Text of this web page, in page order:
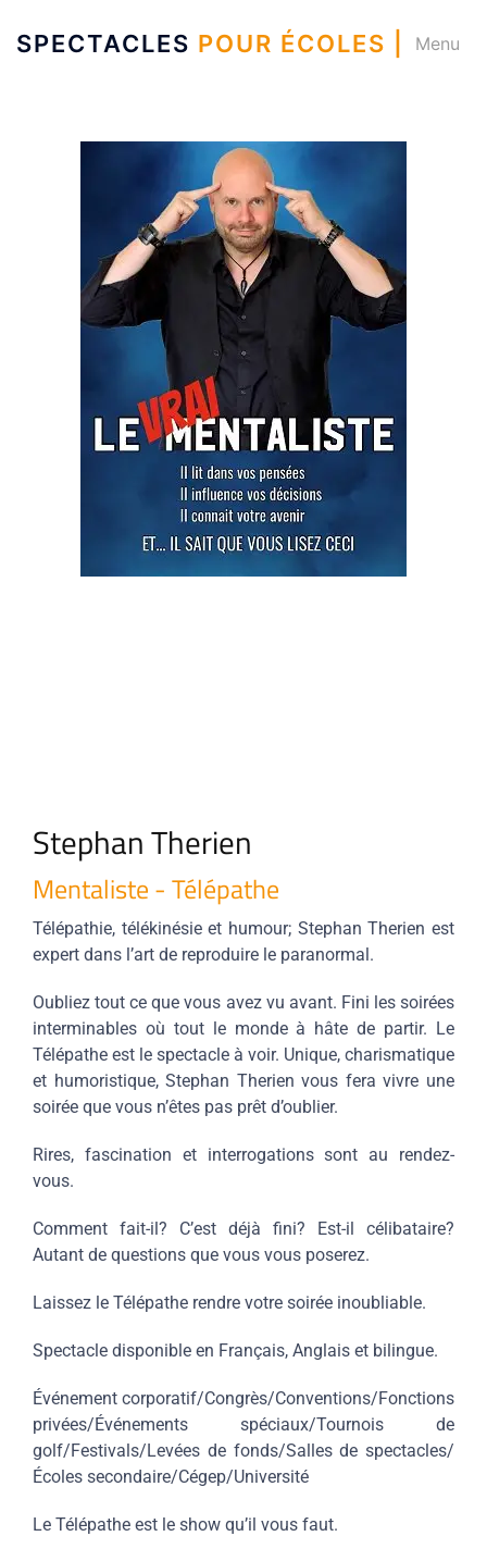
SPECTACLES POUR ÉCOLES | Menu
Stephan Therien
Mentaliste - Télépathe
Télépathie, télékinésie et humour; Stephan Therien est
expert dans l’art de reproduire le paranormal.
Oubliez tout ce que vous avez vu avant. Fini les soirées
interminables où tout le monde à hâte de partir. Le
Télépathe est le spectacle à voir. Unique, charismatique
et humoristique, Stephan Therien vous fera vivre une
soirée que vous n’êtes pas prêt d’oublier.
Rires, fascination et interrogations sont au rendez-
vous.
Comment fait-il? C’est déjà fini? Est-il célibataire?
Autant de questions que vous vous poserez.
Laissez le Télépathe rendre votre soirée inoubliable.
Spectacle disponible en Français, Anglais et bilingue.
Événement corporatif/Congrès/Conventions/Fonctions
privées/Événements spéciaux/Tournois de
golf/Festivals/Levées de fonds/Salles de spectacles/
Écoles secondaire/Cégep/Université
Le Télépathe est le show qu’il vous faut.